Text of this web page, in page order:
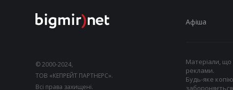
© 2000-2024,
ТОВ «КЕПРЕЙТ ПАРТНЕРС».
Всі права захищені.
Афіша
Матеріали,
реклами.
Будь-яке